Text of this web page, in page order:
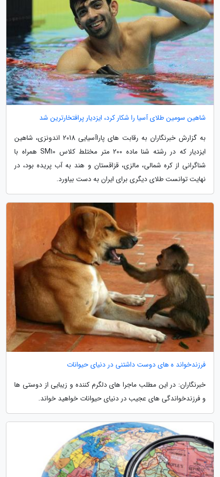
شاهین سومین طلای آسیا را شکار کرد، ایزدیار پرافتخارترین شد
به گزارش خبرنگاران به رقابت های پاراآسیایی 2018 اندونزی، شاهین
ایزدیار که در رشته شنا ماده 200 متر مختلط کلاس SM10 همراه با
شناگرانی از کره شمالی، مالزی، قزاقستان و هند به آب پریده بود، در
نهایت توانست طلای دیگری برای ایران به دست بیاورد.
فرزندخواند ه های دوست داشتنی در دنیای حیوانات
خبرنگاران: در این مطلب ماجرا های دلگرم کننده و زیبایی از دوستی ها
و فرزندخواندگی های عجیب در دنیای حیوانات خواهید خواند.